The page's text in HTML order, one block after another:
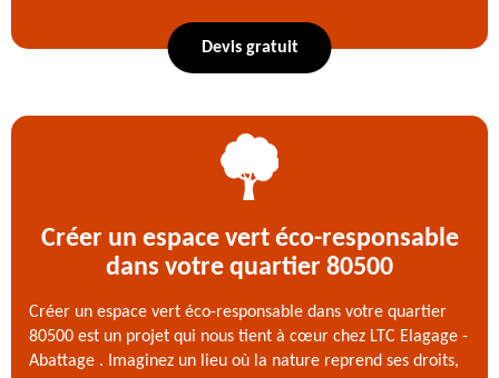
Devis gratuit
Créer un espace vert éco-responsable
dans votre quartier 80500
Créer un espace vert éco-responsable dans votre quartier
80500 est un projet qui nous tient à cœur chez LTC Elagage -
Abattage . Imaginez un lieu où la nature reprend ses droits,